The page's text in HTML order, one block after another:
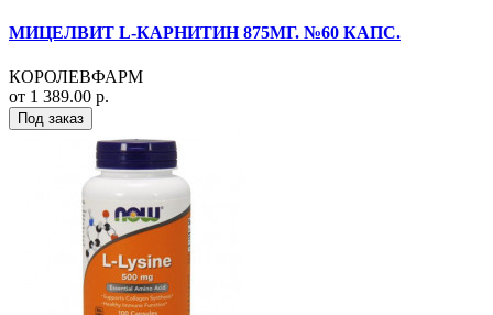
МИЦЕЛВИТ L-КАРНИТИН 875МГ. №60 КАПС.
КОРОЛЕВФАРМ
от 1 389.00 р.
Под заказ